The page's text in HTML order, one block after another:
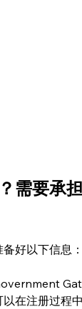
需要承
好以下信息：
在注册过程